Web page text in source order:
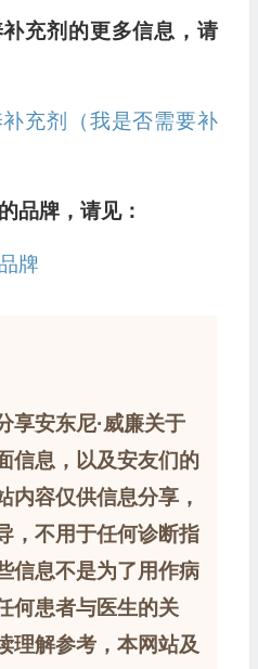
充剂的更多信息，请
充剂（我是否需要补
品牌，请见：
牌
享安东尼·威廉关于
信息，以及安友们的
内容仅供信息分享，
，不用于任何诊断指
信息不是为了用作病
何患者与医生的关
理解参考，本网站及